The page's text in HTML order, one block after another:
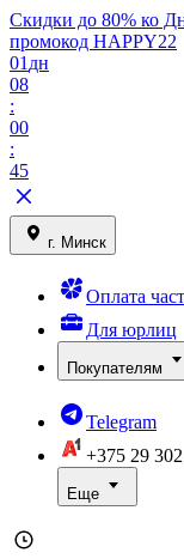
Скидки до 80% ко
промокод HAPPY22
01 дн
08
:
00
:
45
г. Минск
Оплата
Для юрлиц
Покупателям
Telegram
+375 29
Еще